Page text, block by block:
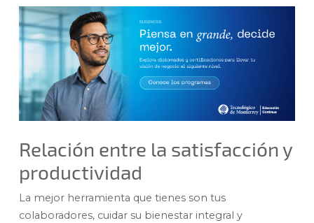
Relación entre la satisfacción y
productividad
La mejor herramienta que tienes son tus
colaboradores, cuidar su bienestar integral y